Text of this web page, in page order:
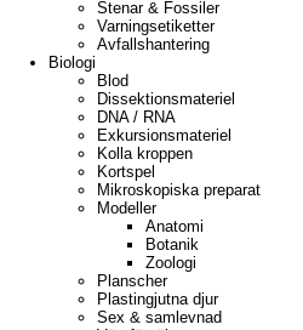
Stenar & Fossiler
Varningsetiketter
Avfallshantering
Biologi
Blod
Dissektionsmateriel
DNA / RNA
Exkursionsmateriel
Kolla kroppen
Kortspel
Mikroskopiska preparat
Modeller
Anatomi
Botanik
Zoologi
Planscher
Plastingjutna djur
Sex & samlevnad